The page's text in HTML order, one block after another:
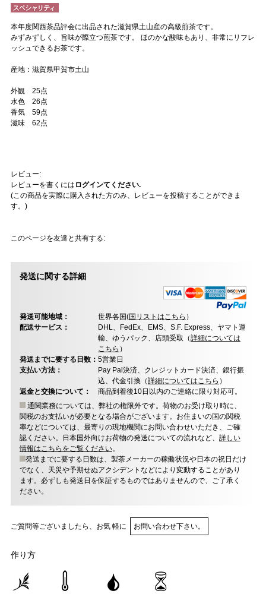
本年度関西茶品評会に出品された滋賀県土山産の高級煎茶です。
みずみずしく、旨味が際立つ煎茶です。 ほのかな酸味もあり、非常にリフレ
ッシュできるお茶です。
産地：滋賀県甲賀市土山
外観 25点
水色 26点
香気 59点
滋味 62点
レビュー:
レビューを書くには ログインてください.
(この商品を実際に購入された方のみ、レビューを投稿することができま
す。)
このページを友達と共有する:
発送に関する詳細
発送可能地域： 世界各国(国リストはこちら ）
配送サービス：
DHL、FedEx、EMS、S.F. Express、ヤマト運
輸、ゆうパック、店頭受取（詳細については
こちら ）
発送までに要する日数： 5営業日
支払い方法：
Pay Pal決済、クレジットカード決済、銀行振
込、代金引換（詳細についてはこちら ）
返金と交換について：
商品到着後10日以内のご連絡に限り対応可。
通関業務については、弊社の権限外です。荷物のお受け取り時に、
関税のお支払いが必要となる場合がございます。お住まいの国の関税
率などについては、最寄りの現地機関にお問い合わせいただき、ご確
認ください。日本国外向けお荷物の発送についての流れなど、 詳しい
情報はこちらをご覧ください。
発送までに要する日数は、製茶メーカーの稼働状況や日本の祝日だけ
でなく、天災や予期せぬアクシデントなどにより変動することがあり
ます。必ずしも発送日を保証するものではありませんので、ご了承く
ださい。
ご質問等ございましたら、お気 軽に お問い合わせ下さい。
作り方